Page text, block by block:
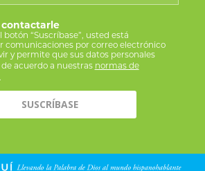
contactarle
“Suscríbase”, usted está
comunicaciones por correo electrónico
y permite que sus datos personales
acuerdo a nuestras normas de
.